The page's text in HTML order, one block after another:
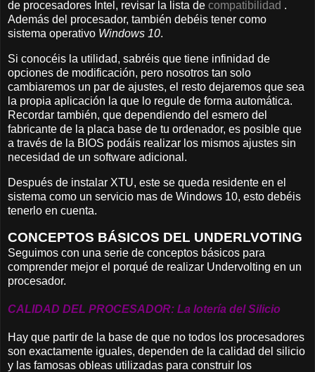
de procesadores Intel, revisar la lista de compatibilidad .
Además del procesador, también debéis tener como
sistema operativo Windows 10.
Si conocéis la utilidad, sabréis que tiene infinidad de
opciones de modificación, pero nosotros tan solo
cambiaremos un par de ajustes, el resto dejaremos que sea
la propia aplicación la que lo regule de forma automática.
Recordar también, que dependiendo del esmero del
fabricante de la placa base de tu ordenador, es posible que
a través de la BIOS podáis realizar los mismos ajustes sin
necesidad de un software adicional.
Después de instalar XTU, este se queda residente en el
sistema como un servicio mas de Windows 10, esto debéis
tenerlo en cuenta.
CONCEPTOS BÁSICOS DEL UNDERLVOTING
Seguimos con una serie de conceptos básicos para
comprender mejor el porqué de realizar Undervolting en un
procesador.
CALIDAD DEL PROCESADOR: La lotería del Silicio
Hay que partir de la base de que no todos los procesadores
son exactamente iguales, dependen de la calidad del silicio
y las famosas obleas utilizadas para construir los